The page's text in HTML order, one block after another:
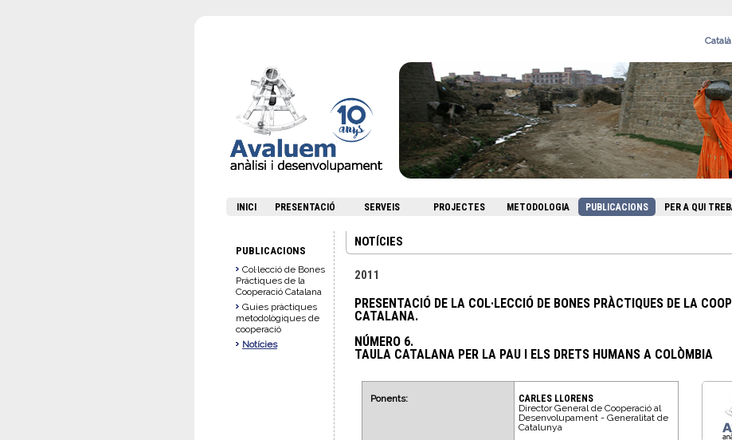
Català
INICI PRESENTACIÓ SERVEIS PROJECTES METODOLOGIA PUBLICACIONS PER A QUI
PUBLICACIONS
Col·lecció de Bones
Práctiques de la
Cooperació Catalana
Guies pràctiques
metodològiques de
cooperació
Notícies
NOTÍCIES
2011
PRESENTACIÓ DE LA COL·LECCIÓ DE BONES PRÀCTIQUES DE LA
CATALANA.
NÚMERO 6.
TAULA CATALANA PER LA PAU I ELS DRETS HUMANS A COLÒMBIA
Ponents:
CARLES LLORENS
Director General de Cooperació al
Desenvolupament - Generalitat de
Catalunya